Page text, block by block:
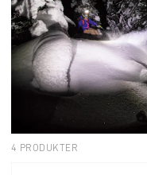
4 PRODUKTER